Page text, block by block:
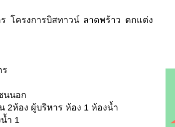
โครงการบิสทาวน์ ลาดพร้าว ตกแต่ง
ร
นนอก
2ห้อง ผู้บริหาร ห้อง 1 ห้องน้ำ
ำ 1